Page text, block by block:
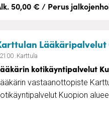
50,00 € / Perus
Lääkäripalvelut
.Karttula
kotikäyntipalvelut
vastaanottopiste
Kuopion